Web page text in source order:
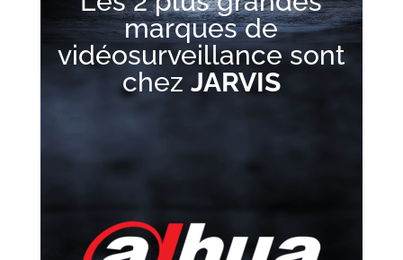
marques de
vidéosurveillance sont
chez JARVIS